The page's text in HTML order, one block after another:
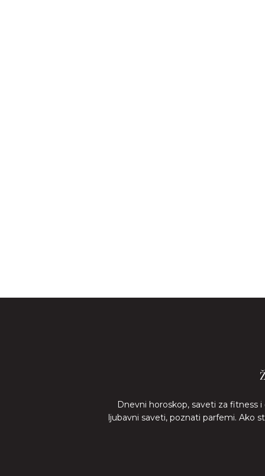
Dnevni horoskop, saveti za fitness
ljubavni saveti, poznati parfemi. Ako